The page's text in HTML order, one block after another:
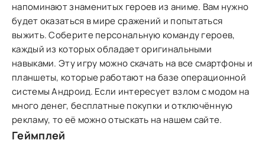
напоминают знаменитых героев из аниме. Вам нужно
будет оказаться в мире сражений и попытаться
выжить. Соберите персональную команду героев,
каждый из которых обладает оригинальными
навыками. Эту игру можно скачать на все смартфоны и
планшеты, которые работают на базе операционной
системы Андроид. Если интересует взлом с модом на
много денег, бесплатные покупки и отключённую
рекламу, то её можно отыскать на нашем сайте.
Геймплей